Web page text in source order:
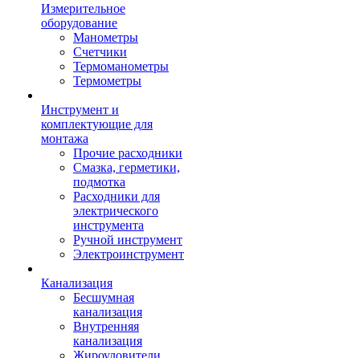
Измерительное
оборудование
Манометры
Счетчики
Термоманометры
Термометры
Инструмент и
комплектующие для
монтажа
Прочие расходники
Смазка, герметики,
подмотка
Расходники для
электрического
инструмента
Ручной инструмент
Электроинструмент
Канализация
Бесшумная
канализация
Внутренняя
канализация
Жироуловители